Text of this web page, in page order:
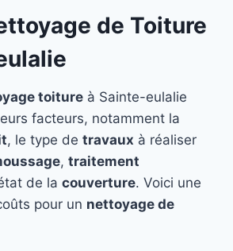
de Toiture
toiture à Sainte-eulalie
facteurs, notamment la
, le type de travaux à réaliser
, traitement
de la couverture. Voici une
pour un nettoyage de